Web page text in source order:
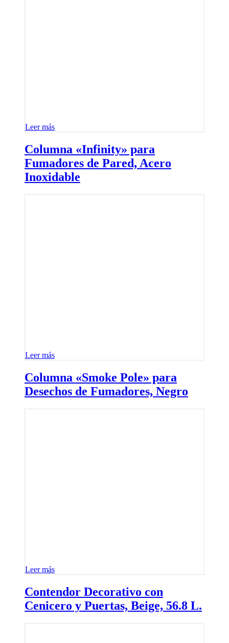
Leer más
Columna «Infinity» para
Fumadores de Pared, Acero
Inoxidable
Leer más
Columna «Smoke Pole» para
Desechos de Fumadores, Negro
Leer más
Contendor Decorativo con
Cenicero y Puertas, Beige, 56.8 L.